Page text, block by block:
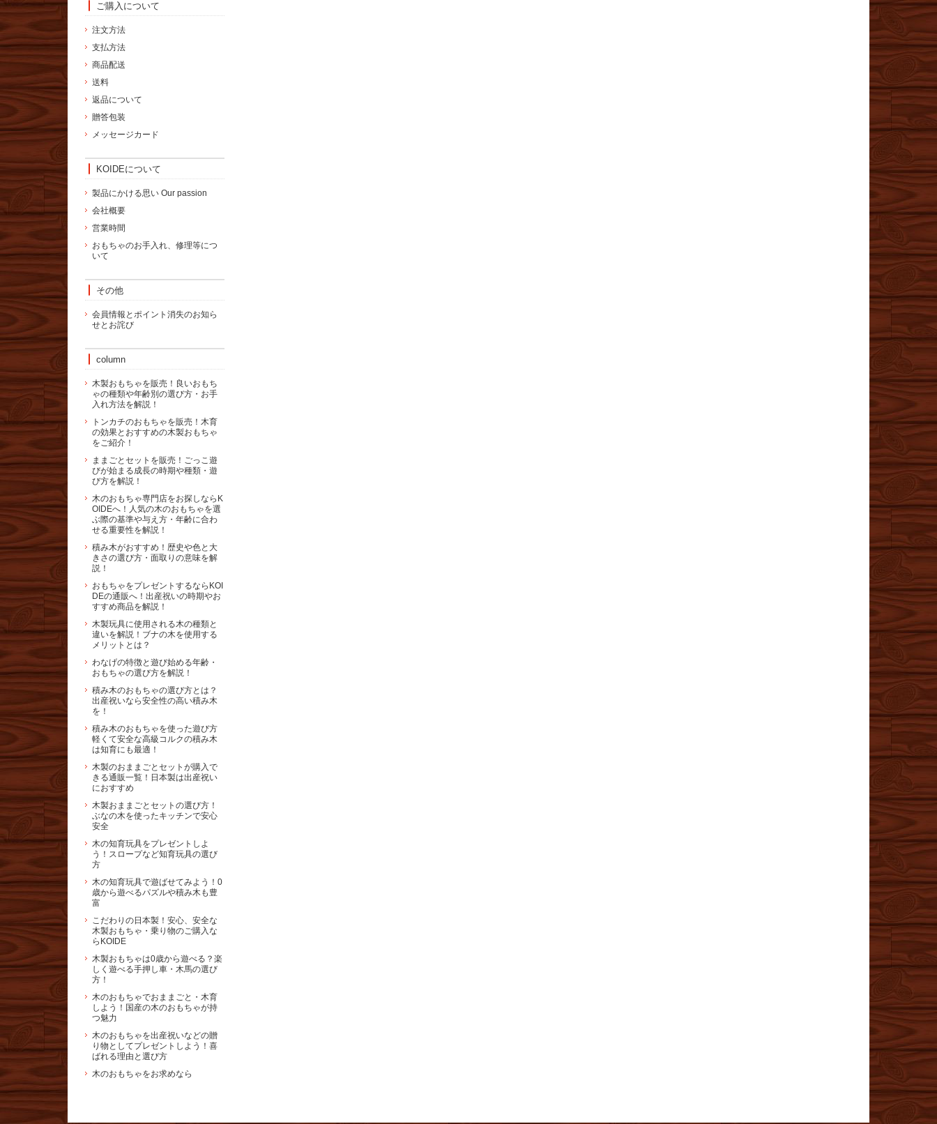
ご購入について
注文方法
支払方法
商品配送
送料
返品について
贈答包装
メッセージカード
KOIDEについて
製品にかける思い Our passion
会社概要
営業時間
おもちゃのお手入れ、修理等につ
いて
その他
会員情報とポイント消失のお知ら
せとお詫び
column
木製おもちゃを販売！良いおもち
ゃの種類や年齢別の選び方・お手
入れ方法を解説！
トンカチのおもちゃを販売！木育
の効果とおすすめの木製おもちゃ
をご紹介！
ままごとセットを販売！ごっこ遊
びが始まる成長の時期や種類・遊
び方を解説！
木のおもちゃ専門店をお探しならK
OIDEへ！人気の木のおもちゃを選
ぶ際の基準や与え方・年齢に合わ
せる重要性を解説！
積み木がおすすめ！歴史や色と大
きさの選び方・面取りの意味を解
説！
おもちゃをプレゼントするならKOI
DEの通販へ！出産祝いの時期やお
すすめ商品を解説！
木製玩具に使用される木の種類と
違いを解説！ブナの木を使用する
メリットとは？
わなげの特徴と遊び始める年齢・
おもちゃの選び方を解説！
積み木のおもちゃの選び方とは？
出産祝いなら安全性の高い積み木
を！
積み木のおもちゃを使った遊び方
軽くて安全な高級コルクの積み木
は知育にも最適！
木製のおままごとセットが購入で
きる通販一覧！日本製は出産祝い
におすすめ
木製おままごとセットの選び方！
ぶなの木を使ったキッチンで安心
安全
木の知育玩具をプレゼントしよ
う！スロープなど知育玩具の選び
方
木の知育玩具で遊ばせてみよう！0
歳から遊べるパズルや積み木も豊
富
こだわりの日本製！安心、安全な
木製おもちゃ・乗り物のご購入な
らKOIDE
木製おもちゃは0歳から遊べる？楽
しく遊べる手押し車・木馬の選び
方！
木のおもちゃでおままごと・木育
しよう！国産の木のおもちゃが持
つ魅力
木のおもちゃを出産祝いなどの贈
り物としてプレゼントしよう！喜
ばれる理由と選び方
木のおもちゃをお求めなら